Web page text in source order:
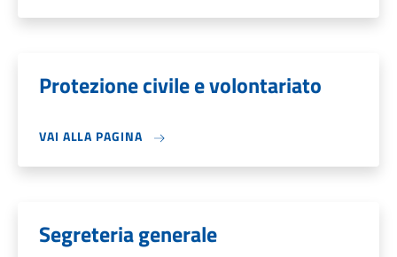
Protezione civile e volontariato
VAI ALLA PAGINA
Segreteria generale